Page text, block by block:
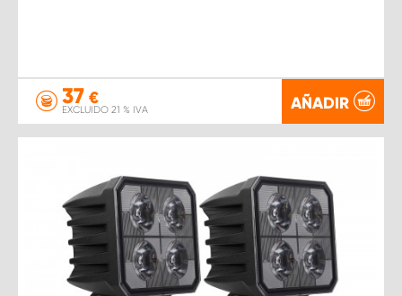
37 €
EXCLUIDO 21 % IVA AÑADIR